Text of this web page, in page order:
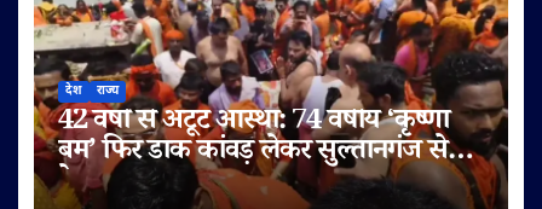
देश राज्य
42 वर्षों से अटूट आस्था: 74 वर्षीय ‘कृष्णा
बम’ फिर डाक कांवड़ लेकर सुल्तानगंज से
देवघर रवाना